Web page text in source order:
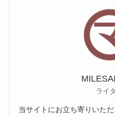
ライ
当サイトにお立ち寄りいた